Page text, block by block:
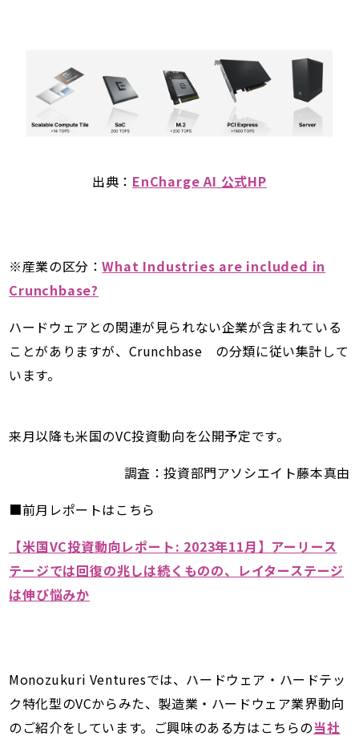
出典： EnCharge AI 公式HP
※産業の区分：What Industries are included in
Crunchbase?
ハードウェアとの関連が見られない企業が含まれている
ことがありますが、Crunchbase の分類に従い集計して
います。
来月以降も米国のVC投資動向を公開予定です。
調査：投資部門アソシエイト藤本真由
■前月レポートはこちら
【米国VC投資動向レポート: 2023年11月】アーリース
テージでは回復の兆しは続くものの、レイターステージ
は伸び悩みか
Monozukuri Venturesでは、ハードウェア・ハードテッ
ク特化型のVCからみた、製造業・ハードウェア業界動向
のご紹介をしています。ご興味のある方はこちらの当社